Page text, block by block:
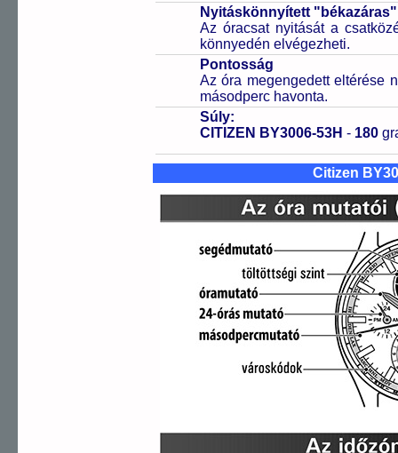
Nyitáskönnyített
Az óracsat nyitását a
könnyedén elvégezheti.
Pontosság
Az óra megengedett eltérése
másodperc havonta.
Súly:
CITIZEN BY3006-53H - 180
Citizen